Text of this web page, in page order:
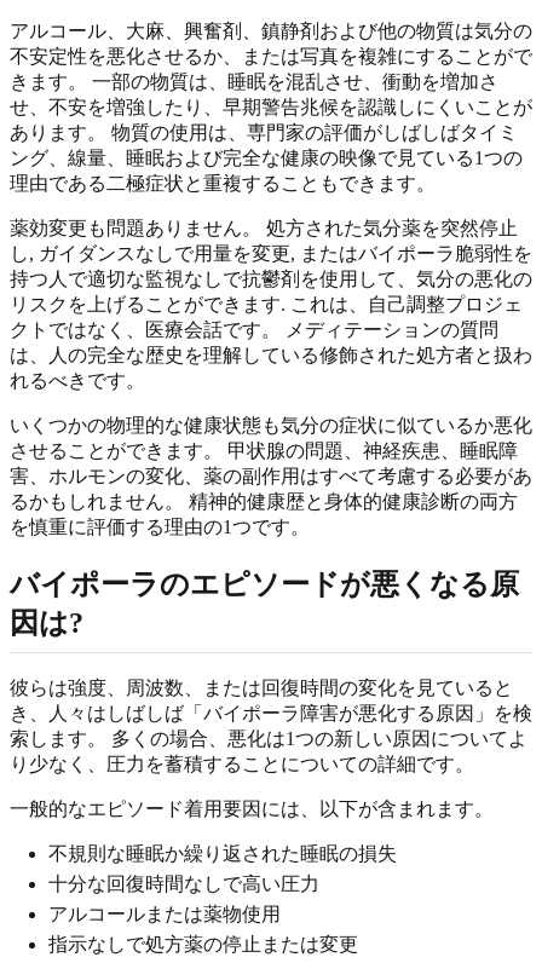
アルコール、大麻、興奮剤、鎮静剤および他の物質は気分の
不安定性を悪化させるか、または写真を複雑にすることがで
きます。 一部の物質は、睡眠を混乱させ、衝動を増加さ
せ、不安を増強したり、早期警告兆候を認識しにくいことが
あります。 物質の使用は、専門家の評価がしばしばタイミ
ング、線量、睡眠および完全な健康の映像で見ている1つの
理由である二極症状と重複することもできます。
薬効変更も問題ありません。 処方された気分薬を突然停止
し, ガイダンスなしで用量を変更, またはバイポーラ脆弱性を
持つ人で適切な監視なしで抗鬱剤を使用して、気分の悪化の
リスクを上げることができます. これは、自己調整プロジェ
クトではなく、医療会話です。 メディテーションの質問
は、人の完全な歴史を理解している修飾された処方者と扱わ
れるべきです。
いくつかの物理的な健康状態も気分の症状に似ているか悪化
させることができます。 甲状腺の問題、神経疾患、睡眠障
害、ホルモンの変化、薬の副作用はすべて考慮する必要があ
るかもしれません。 精神的健康歴と身体的健康診断の両方
を慎重に評価する理由の1つです。
バイポーラのエピソードが悪くなる原
因は?
彼らは強度、周波数、または回復時間の変化を見ていると
き、人々はしばしば「バイポーラ障害が悪化する原因」を検
索します。 多くの場合、悪化は1つの新しい原因についてよ
り少なく、圧力を蓄積することについての詳細です。
一般的なエピソード着用要因には、以下が含まれます。
不規則な睡眠か繰り返された睡眠の損失
十分な回復時間なしで高い圧力
アルコールまたは薬物使用
指示なしで処方薬の停止または変更